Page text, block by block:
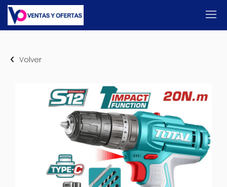
Volver